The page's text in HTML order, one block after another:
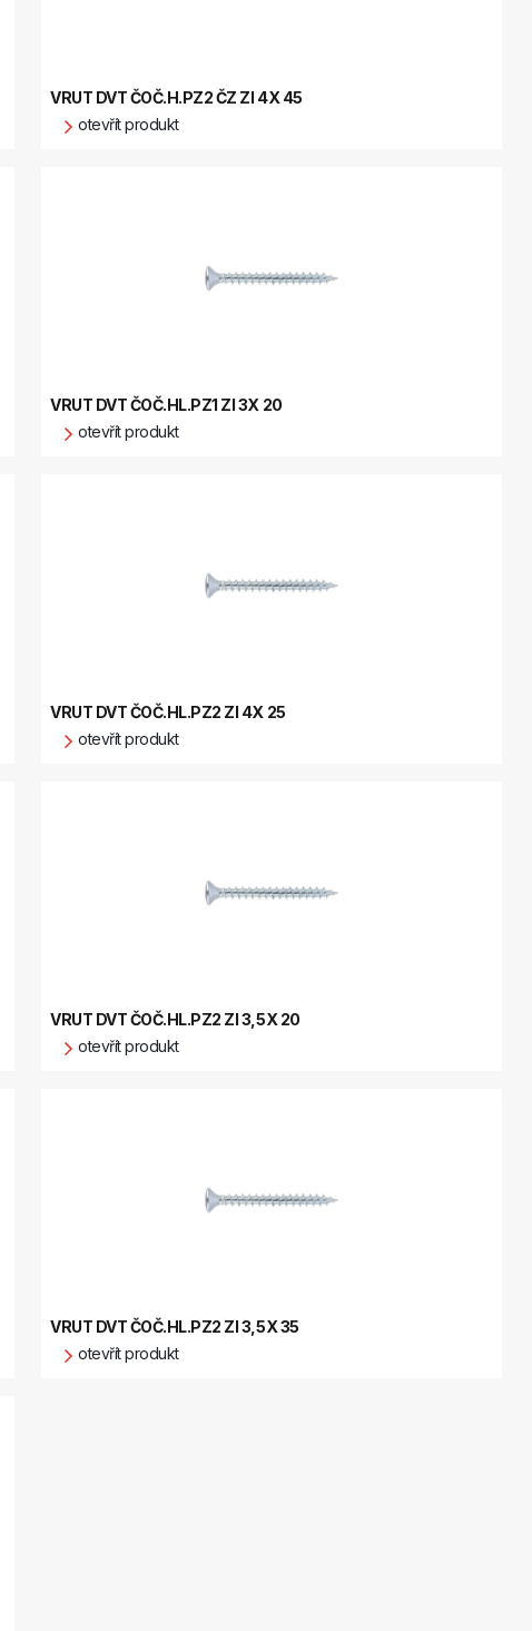
VRUT DVT ČOČ.H.PZ2 ČZ ZI 4X 45
otevřít produkt
VRUT DVT ČOČ.HL.PZ1 ZI 3X 20
otevřít produkt
VRUT DVT ČOČ.HL.PZ2 ZI 4X 25
otevřít produkt
VRUT DVT ČOČ.HL.PZ2 ZI 3,5X 20
otevřít produkt
VRUT DVT ČOČ.HL.PZ2 ZI 3,5X 35
otevřít produkt